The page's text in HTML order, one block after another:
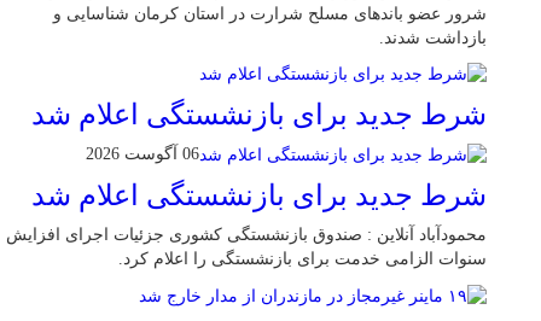
شرور عضو باند‌های مسلح شرارت در استان کرمان شناسایی و
بازداشت شدند.
شرط جدید برای بازنشستگی اعلام شد
06 آگوست 2026
شرط جدید برای بازنشستگی اعلام شد
محمودآباد آنلاین : صندوق بازنشستگی کشوری جزئیات اجرای افزایش
سنوات الزامی خدمت برای بازنشستگی را اعلام کرد.